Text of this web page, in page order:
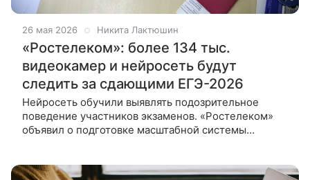
26 мая 2026 Никита Лактюшин
«Ростелеком»: более 134 тыс.
видеокамер и нейросеть будут
следить за сдающими ЕГЭ-2026
Нейросеть обучили выявлять подозрительное
поведение участников экзаменов. «Ростелеком»
объявил о подготовке масштабной системы